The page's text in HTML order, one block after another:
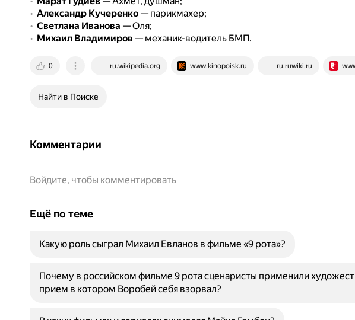
Александр Кучеренко— парикмахер;
Светлана Иванова — Оля;
Михаил Владимиров— механик-водитель БМП.
0 ru.wikipedia.org www.kinopoisk.ru ru.ruwiki.ru
Найти в Поиске
Комментарии
Войдите, чтобы комментировать
Ещё по теме
Какую роль сыграл Михаил Евланов в фильме «9 рота»?
Почему в российском фильме 9 рота сценаристы применили
прием в котором Воробей себя взорвал?